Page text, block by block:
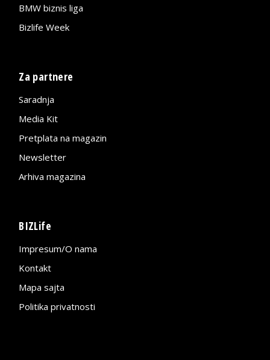
BMW biznis liga
Bizlife Week
Za partnere
Saradnja
Media Kit
Pretplata na magazin
Newsletter
Arhiva magazina
BIZLife
Impresum/O nama
Kontakt
Mapa sajta
Politika privatnosti